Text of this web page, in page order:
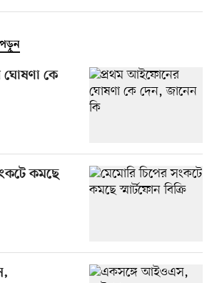
কে
কমছে